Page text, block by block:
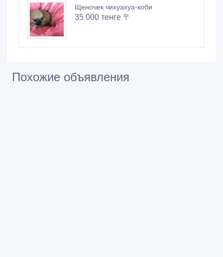
Щеночек чихуахуа-коби
35 000 тенге 〒
Похожие объявления